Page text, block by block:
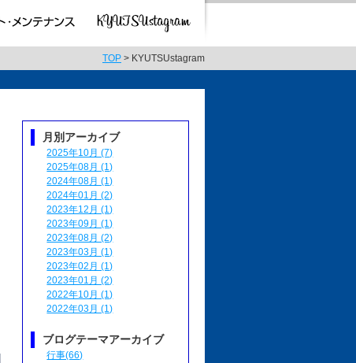
TOP > KYUTSUstagram
月別アーカイブ
2025年10月 (7)
2025年08月 (1)
2024年08月 (1)
2024年01月 (2)
2023年12月 (1)
2023年09月 (1)
2023年08月 (2)
2023年03月 (1)
2023年02月 (1)
2023年01月 (2)
2022年10月 (1)
2022年03月 (1)
ブログテーマアーカイブ
行事(66)